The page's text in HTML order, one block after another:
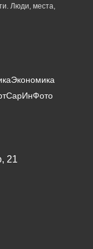
Люди, места,
Экономика
СарИнФото
21